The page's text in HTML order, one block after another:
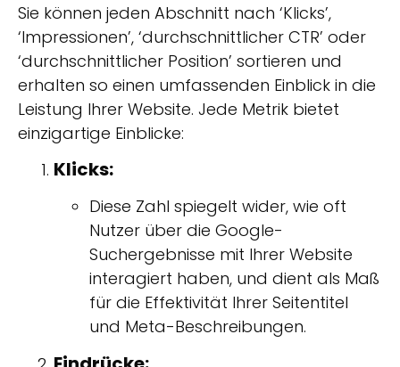
Sie können jeden Abschnitt nach ‘Klicks’,
‘Impressionen’, ‘durchschnittlicher CTR’ oder
‘durchschnittlicher Position’ sortieren und
erhalten so einen umfassenden Einblick in die
Leistung Ihrer Website. Jede Metrik bietet
einzigartige Einblicke:
Klicks:
Diese Zahl spiegelt wider, wie oft
Nutzer über die Google-
Suchergebnisse mit Ihrer Website
interagiert haben, und dient als Maß
für die Effektivität Ihrer Seitentitel
und Meta-Beschreibungen.